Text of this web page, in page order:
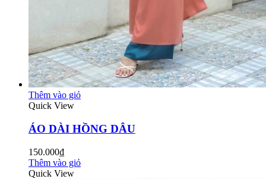
Thêm vào giỏ
Quick View
ÁO DÀI HỒNG DÂU
150.000₫
Thêm vào giỏ
Quick View